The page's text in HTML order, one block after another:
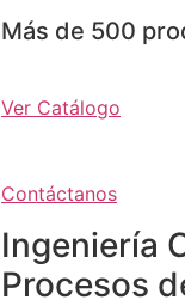
Más de 500
Ver Catálogo
Contáctanos
Ingeniería
Procesos